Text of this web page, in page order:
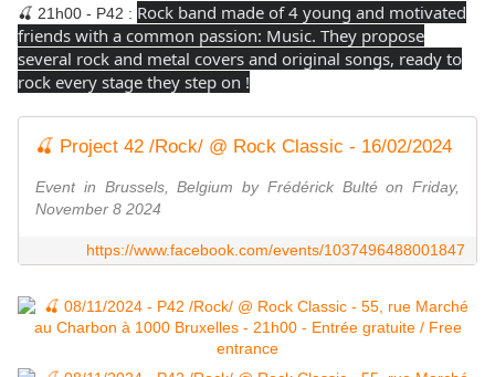
🍒 21h00 - P42 : Rock band made of 4 young and motivated
friends with a common passion: Music. They propose
several rock and metal covers and original songs, ready to
rock every stage they step on !
🍒 Project 42 /Rock/ @ Rock Classic - 16/02/2024
Event in Brussels, Belgium by Frédérick Bulté on Friday,
November 8 2024
https://www.facebook.com/events/1037496488001847